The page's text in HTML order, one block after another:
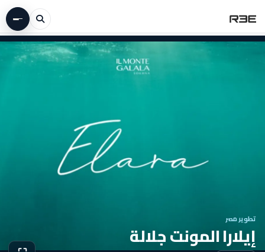
تطوير مصر
إيلارا المونت جلالة